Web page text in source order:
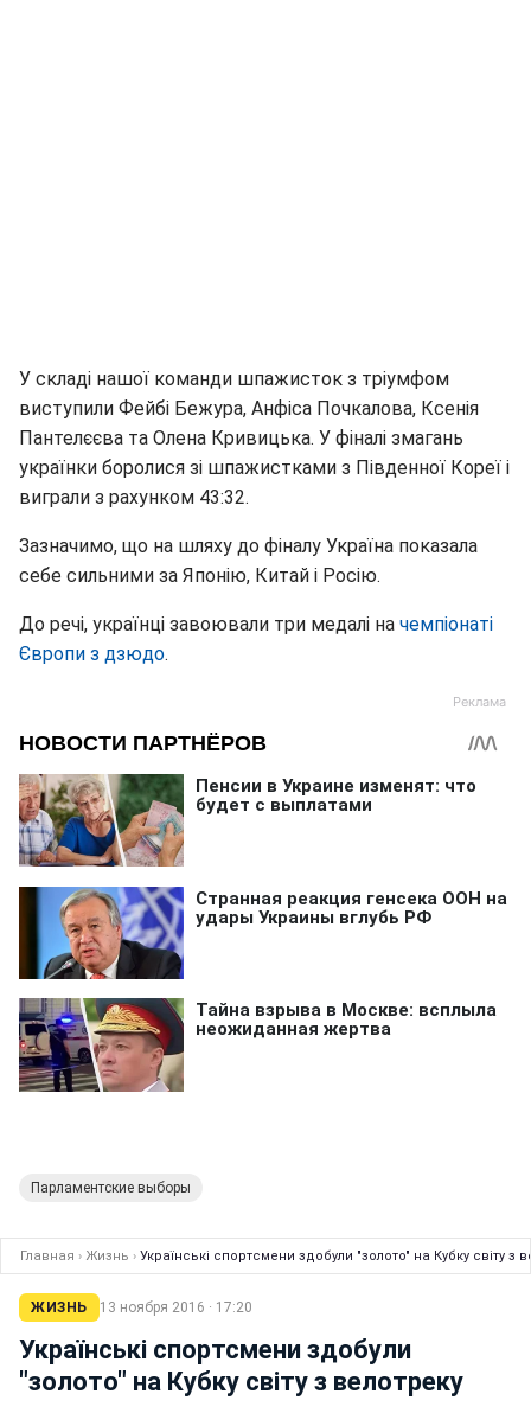
У складі нашої команди шпажисток з тріумфом
виступили Фейбі Бежура, Анфіса Почкалова, Ксенія
Пантелєєва та Олена Кривицька. У фіналі змагань
українки боролися зі шпажистками з Південної Кореї і
виграли з рахунком 43:32.
Зазначимо, що на шляху до фіналу Україна показала
себе сильними за Японію, Китай і Росію.
До речі, українці завоювали три медалі на чемпіонаті
Європи з дзюдо.
Парламентские выборы
Главная › Жизнь › Українські спортсмени здобули "золото" на Кубку світу з
ЖИЗНЬ 13 ноября 2016 · 17:20
Українські спортсмени здобули
"золото" на Кубку світу з велотреку